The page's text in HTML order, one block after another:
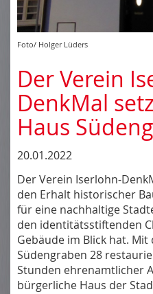
Foto/ Holger Lüders
Der Verein
DenkMal
Haus
20.01.2022
Der Verein Iserlohn-
den Erhalt historischer
für eine nachhaltige
den identitätsstiftenden
Gebäude im Blick hat. Mit
Südengraben 28
Stunden ehrenamtlicher
bürgerliche Haus der